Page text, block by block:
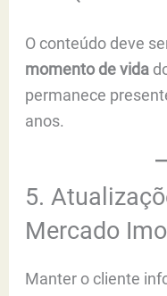
O conteúdo deve
momento de vida
permanece
anos.
5.
Mercado
Manter o cliente